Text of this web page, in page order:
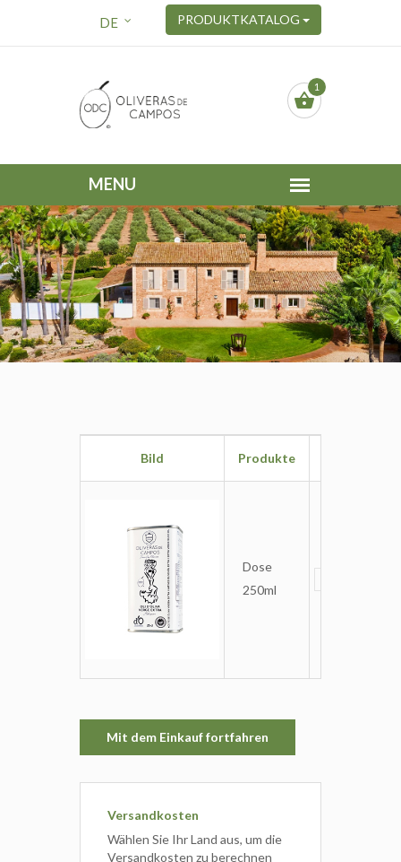
PRODUKTKATALOG
DE
1
Bild Produkte
Dose
250ml
Mit dem Einkauf fortfahren
Versandkosten
Wählen Sie Ihr Land aus, um die
Versandkosten zu berechnen